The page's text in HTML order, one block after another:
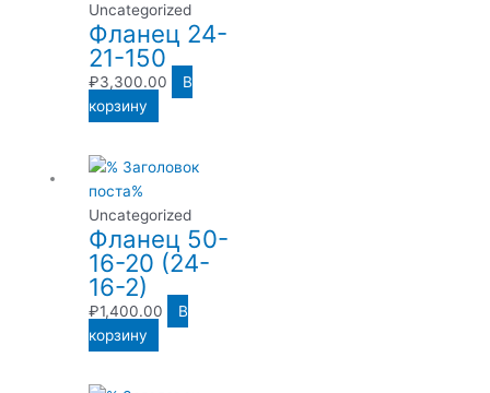
Uncategorized
Фланец 24-
21-150
₽3,300.00
В
корзину
Uncategorized
Фланец 50-
16-20 (24-
16-2)
₽1,400.00
В
корзину